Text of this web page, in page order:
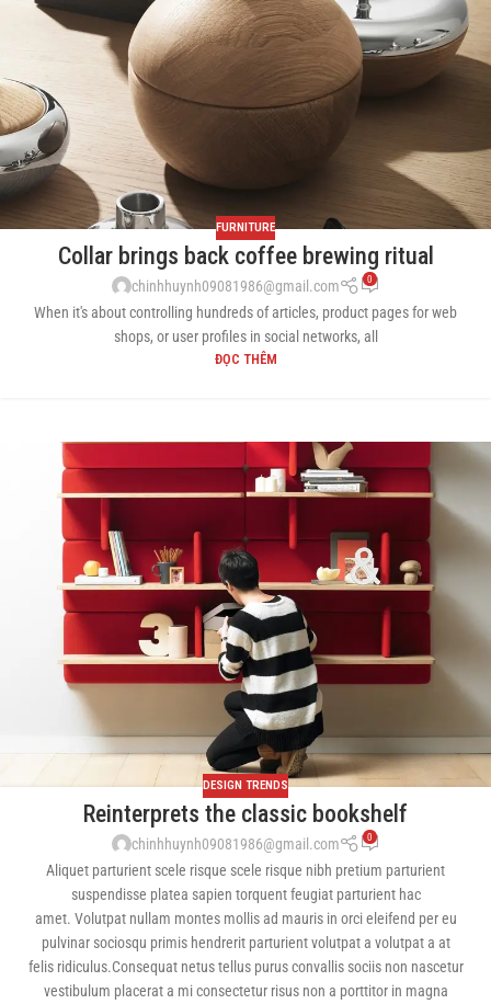
FURNITURE
Collar brings back coffee brewing ritual
chinhhuynh09081986@gmail.com 0
When it's about controlling hundreds of articles, product pages for web
shops, or user profiles in social networks, all
ĐỌC THÊM
DESIGN TRENDS
Reinterprets the classic bookshelf
chinhhuynh09081986@gmail.com 0
Aliquet parturient scele risque scele risque nibh pretium parturient
suspendisse platea sapien torquent feugiat parturient hac
amet. Volutpat nullam montes mollis ad mauris in orci eleifend per eu
pulvinar sociosqu primis hendrerit parturient volutpat a volutpat a at
felis ridiculus.Consequat netus tellus purus convallis sociis non nascetur
vestibulum placerat a mi consectetur risus non a porttitor in magna